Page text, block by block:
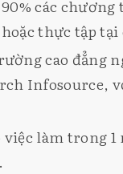
các
thực tập tại
cao đẳng
làm trong 1